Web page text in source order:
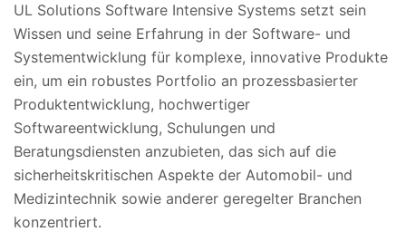
UL Solutions Software Intensive Systems setzt sein
Wissen und seine Erfahrung in der Software- und
Systementwicklung für komplexe, innovative Produkte
ein, um ein robustes Portfolio an prozessbasierter
Produktentwicklung, hochwertiger
Softwareentwicklung, Schulungen und
Beratungsdiensten anzubieten, das sich auf die
sicherheitskritischen Aspekte der Automobil- und
Medizintechnik sowie anderer geregelter Branchen
konzentriert.